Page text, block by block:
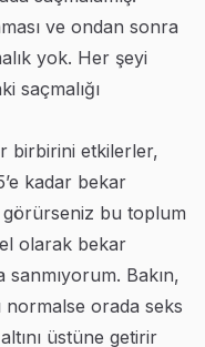
ve ondan sonra
yok. Her şeyi
saçmalığı
birbirini etkilerler,
kadar bekar
bu toplum
olarak bekar
sanmıyorum. Bakın,
normalse orada seks
üstüne getirir